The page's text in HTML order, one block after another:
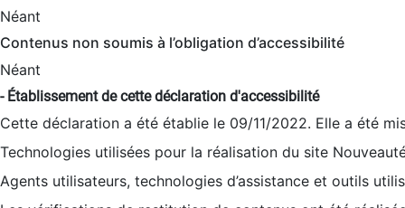
Néant
Contenus non soumis à l’obligation d’accessibilité
Néant
- Établissement de cette déclaration d'accessibilité
Cette déclaration a été établie le 09/11/2022. Elle a été
Technologies utilisées pour la réalisation du site
Agents utilisateurs, technologies d’assistance et outils